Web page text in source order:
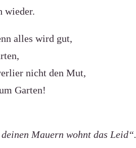
wieder.
alles wird gut,
nicht den Mut,
Garten!
Mauern wohnt das Leid“.